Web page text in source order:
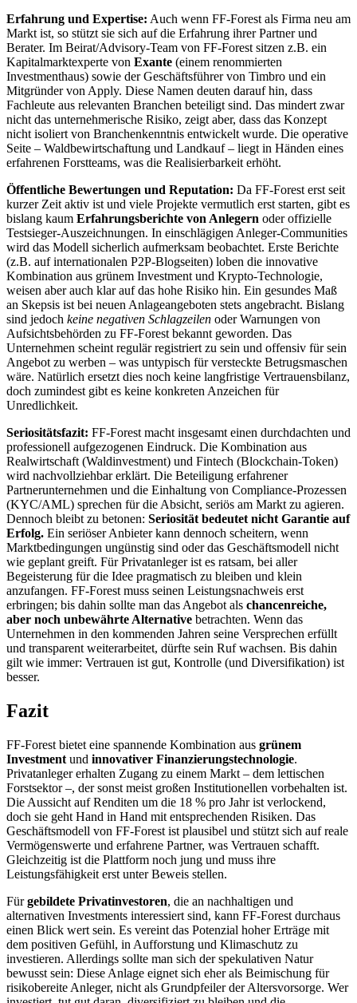
Erfahrung und Expertise: Auch wenn FF-Forest als Firma neu am
Markt ist, so stützt sie sich auf die Erfahrung ihrer Partner und
Berater. Im Beirat/Advisory-Team von FF-Forest sitzen z.B. ein
Kapitalmarktexperte von Exante (einem renommierten
Investmenthaus) sowie der Geschäftsführer von Timbro und ein
Mitgründer von Apply. Diese Namen deuten darauf hin, dass
Fachleute aus relevanten Branchen beteiligt sind. Das mindert zwar
nicht das unternehmerische Risiko, zeigt aber, dass das Konzept
nicht isoliert von Branchenkenntnis entwickelt wurde. Die operative
Seite – Waldbewirtschaftung und Landkauf – liegt in Händen eines
erfahrenen Forstteams, was die Realisierbarkeit erhöht.
Öffentliche Bewertungen und Reputation: Da FF-Forest erst seit
kurzer Zeit aktiv ist und viele Projekte vermutlich erst starten, gibt es
bislang kaum Erfahrungsberichte von Anlegern oder offizielle
Testsieger-Auszeichnungen. In einschlägigen Anleger-Communities
wird das Modell sicherlich aufmerksam beobachtet. Erste Berichte
(z.B. auf internationalen P2P-Blogseiten) loben die innovative
Kombination aus grünem Investment und Krypto-Technologie,
weisen aber auch klar auf das hohe Risiko hin. Ein gesundes Maß
an Skepsis ist bei neuen Anlageangeboten stets angebracht. Bislang
sind jedoch keine negativen Schlagzeilen oder Warnungen von
Aufsichtsbehörden zu FF-Forest bekannt geworden. Das
Unternehmen scheint regulär registriert zu sein und offensiv für sein
Angebot zu werben – was untypisch für versteckte Betrugsmaschen
wäre. Natürlich ersetzt dies noch keine langfristige Vertrauensbilanz,
doch zumindest gibt es keine konkreten Anzeichen für
Unredlichkeit.
Seriositätsfazit: FF-Forest macht insgesamt einen durchdachten und
professionell aufgezogenen Eindruck. Die Kombination aus
Realwirtschaft (Waldinvestment) und Fintech (Blockchain-Token)
wird nachvollziehbar erklärt. Die Beteiligung erfahrener
Partnerunternehmen und die Einhaltung von Compliance-Prozessen
(KYC/AML) sprechen für die Absicht, seriös am Markt zu agieren.
Dennoch bleibt zu betonen: Seriosität bedeutet nicht Garantie auf
Erfolg. Ein seriöser Anbieter kann dennoch scheitern, wenn
Marktbedingungen ungünstig sind oder das Geschäftsmodell nicht
wie geplant greift. Für Privatanleger ist es ratsam, bei aller
Begeisterung für die Idee pragmatisch zu bleiben und klein
anzufangen. FF-Forest muss seinen Leistungsnachweis erst
erbringen; bis dahin sollte man das Angebot als chancenreiche,
aber noch unbewährte Alternative betrachten. Wenn das
Unternehmen in den kommenden Jahren seine Versprechen erfüllt
und transparent weiterarbeitet, dürfte sein Ruf wachsen. Bis dahin
gilt wie immer: Vertrauen ist gut, Kontrolle (und Diversifikation) ist
besser.
Fazit
FF-Forest bietet eine spannende Kombination aus grünem
Investment und innovativer Finanzierungstechnologie.
Privatanleger erhalten Zugang zu einem Markt – dem lettischen
Forstsektor –, der sonst meist großen Institutionellen vorbehalten ist.
Die Aussicht auf Renditen um die 18 % pro Jahr ist verlockend,
doch sie geht Hand in Hand mit entsprechenden Risiken. Das
Geschäftsmodell von FF-Forest ist plausibel und stützt sich auf reale
Vermögenswerte und erfahrene Partner, was Vertrauen schafft.
Gleichzeitig ist die Plattform noch jung und muss ihre
Leistungsfähigkeit erst unter Beweis stellen.
Fürgebildete Privatinvestoren, die an nachhaltigen und
alternativen Investments interessiert sind, kann FF-Forest durchaus
einen Blick wert sein. Es vereint das Potenzial hoher Erträge mit
dem positiven Gefühl, in Aufforstung und Klimaschutz zu
investieren. Allerdings sollte man sich der spekulativen Natur
bewusst sein: Diese Anlage eignet sich eher als Beimischung für
risikobereite Anleger, nicht als Grundpfeiler der Altersvorsorge. Wer